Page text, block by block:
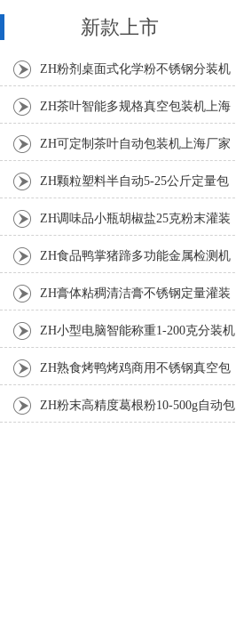
新款上市
ZH粉剂桌面式化学粉不锈钢分装机
ZH茶叶智能多规格真空包装机上海
厂家 ZH可定制茶叶自动包装机上海厂家
ZH颗粒塑料半自动5-25公斤定量包
装机 ZH调味品小瓶胡椒盐25克粉末灌装
ZH食品鸭掌猪蹄多功能金属检测机
ZH膏体粘稠清洁膏不锈钢定量灌装
机厂家 ZH小型电脑智能称重1-200克分装机
ZH熟食烤鸭烤鸡商用不锈钢真空包
装机 ZH粉末高精度葛根粉10-500g自动包